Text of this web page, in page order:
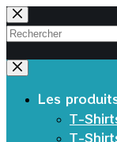
Passer
au
contenu
Aucun
résultat
Les
T-
T-